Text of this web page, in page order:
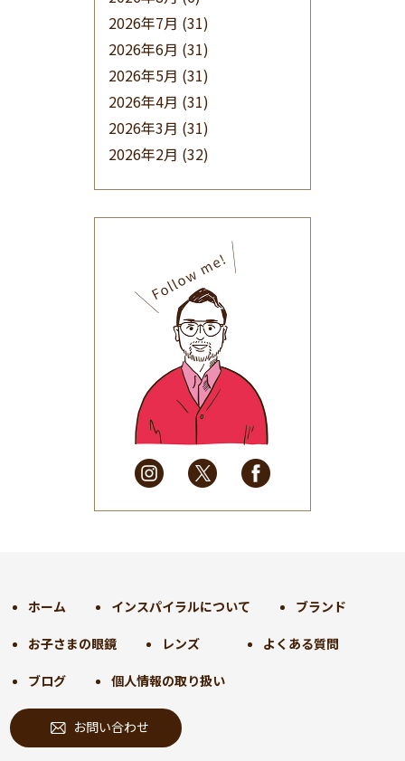
2026年7月 (31)
2026年6月 (31)
2026年5月 (31)
2026年4月 (31)
2026年3月 (31)
2026年2月 (32)
(32)
2025年9月(30)
2025年8月(31)
2025年7月(37)
2025年6月(48)
2025年5月
(41)
2025年4月
(32)
2025年3月(31)
2025年2月
(28)
2025年1月
(34)
2024年9月(30)
2024年7月(31)
2024年6月(30)
2024年5月
2024年4月 (32)
ホーム インスパイラルについて ブランド
お子さまの眼鏡 レンズ よくある質問
ブログ 個人情報の取り扱い
お問い合わせ